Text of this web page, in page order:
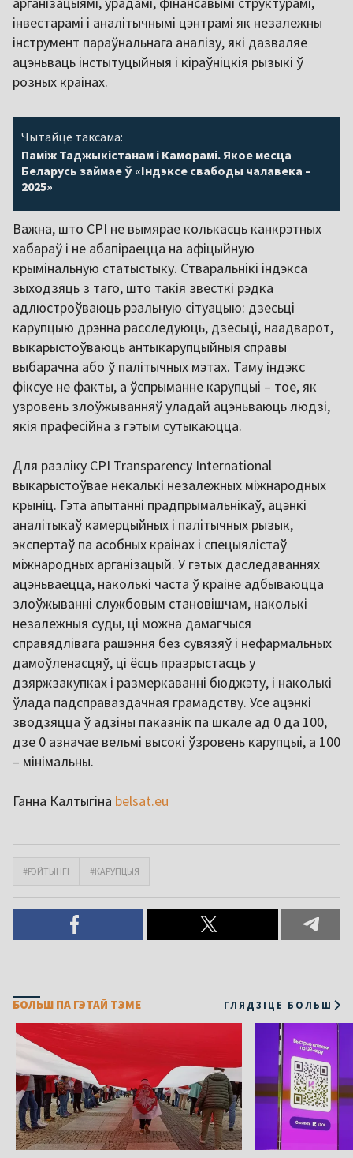
інвестарамі і аналітычнымі цэнтрамі як незалежны
інструмент параўнальнага аналізу, які дазваляе
ацэньваць інстытуцыйныя і кіраўніцкія рызыкі ў
розных краінах.
Чытайце таксама:
Паміж Таджыкістанам і Каморамі. Якое месца
Беларусь займае ў «Індэксе свабоды чалавека –
2025»
Важна, што CPI не вымярае колькасць канкрэтных
хабараў і не абапіраецца на афіцыйную
крымінальную статыстыку. Стваральнікі індэкса
зыходзяць з таго, што такія звесткі рэдка
адлюстроўваюць рэальную сітуацыю: дзесьці
карупцыю дрэнна расследуюць, дзесьці, наадварот,
выкарыстоўваюць антыкарупцыйныя справы
выбарачна або ў палітычных мэтах. Таму індэкс
фіксуе не факты, а ўспрыманне карупцыі – тое, як
узровень злоўжыванняў уладай ацэньваюць людзі,
якія прафесійна з гэтым сутыкаюцца.
Для разліку CPI Transparency International
выкарыстоўвае некалькі незалежных міжнародных
крыніц. Гэта апытанні прадпрымальнікаў, ацэнкі
аналітыкаў камерцыйных і палітычных рызык,
экспертаў па асобных краінах і спецыялістаў
міжнародных арганізацый. У гэтых даследаваннях
ацэньваецца, наколькі часта ў краіне адбываюцца
злоўжыванні службовым становішчам, наколькі
незалежныя суды, ці можна дамагчыся
справядлівага рашэння без сувязяў і нефармальных
дамоўленасцяў, ці ёсць празрыстасць у
дзяржзакупках і размеркаванні бюджэту, і наколькі
ўлада падсправаздачная грамадству. Усе ацэнкі
зводзяцца ў адзіны паказнік па шкале ад 0 да 100,
дзе 0 азначае вельмі высокі ўзровень карупцыі, а 100
– мінімальны.
Ганна Калтыгіна belsat.eu
#РЭЙТЫНГІ #КАРУПЦЫЯ
БОЛЬШ ПА ГЭТАЙ ТЭМЕ ГЛЯДЗІЦЕ БОЛЬШ